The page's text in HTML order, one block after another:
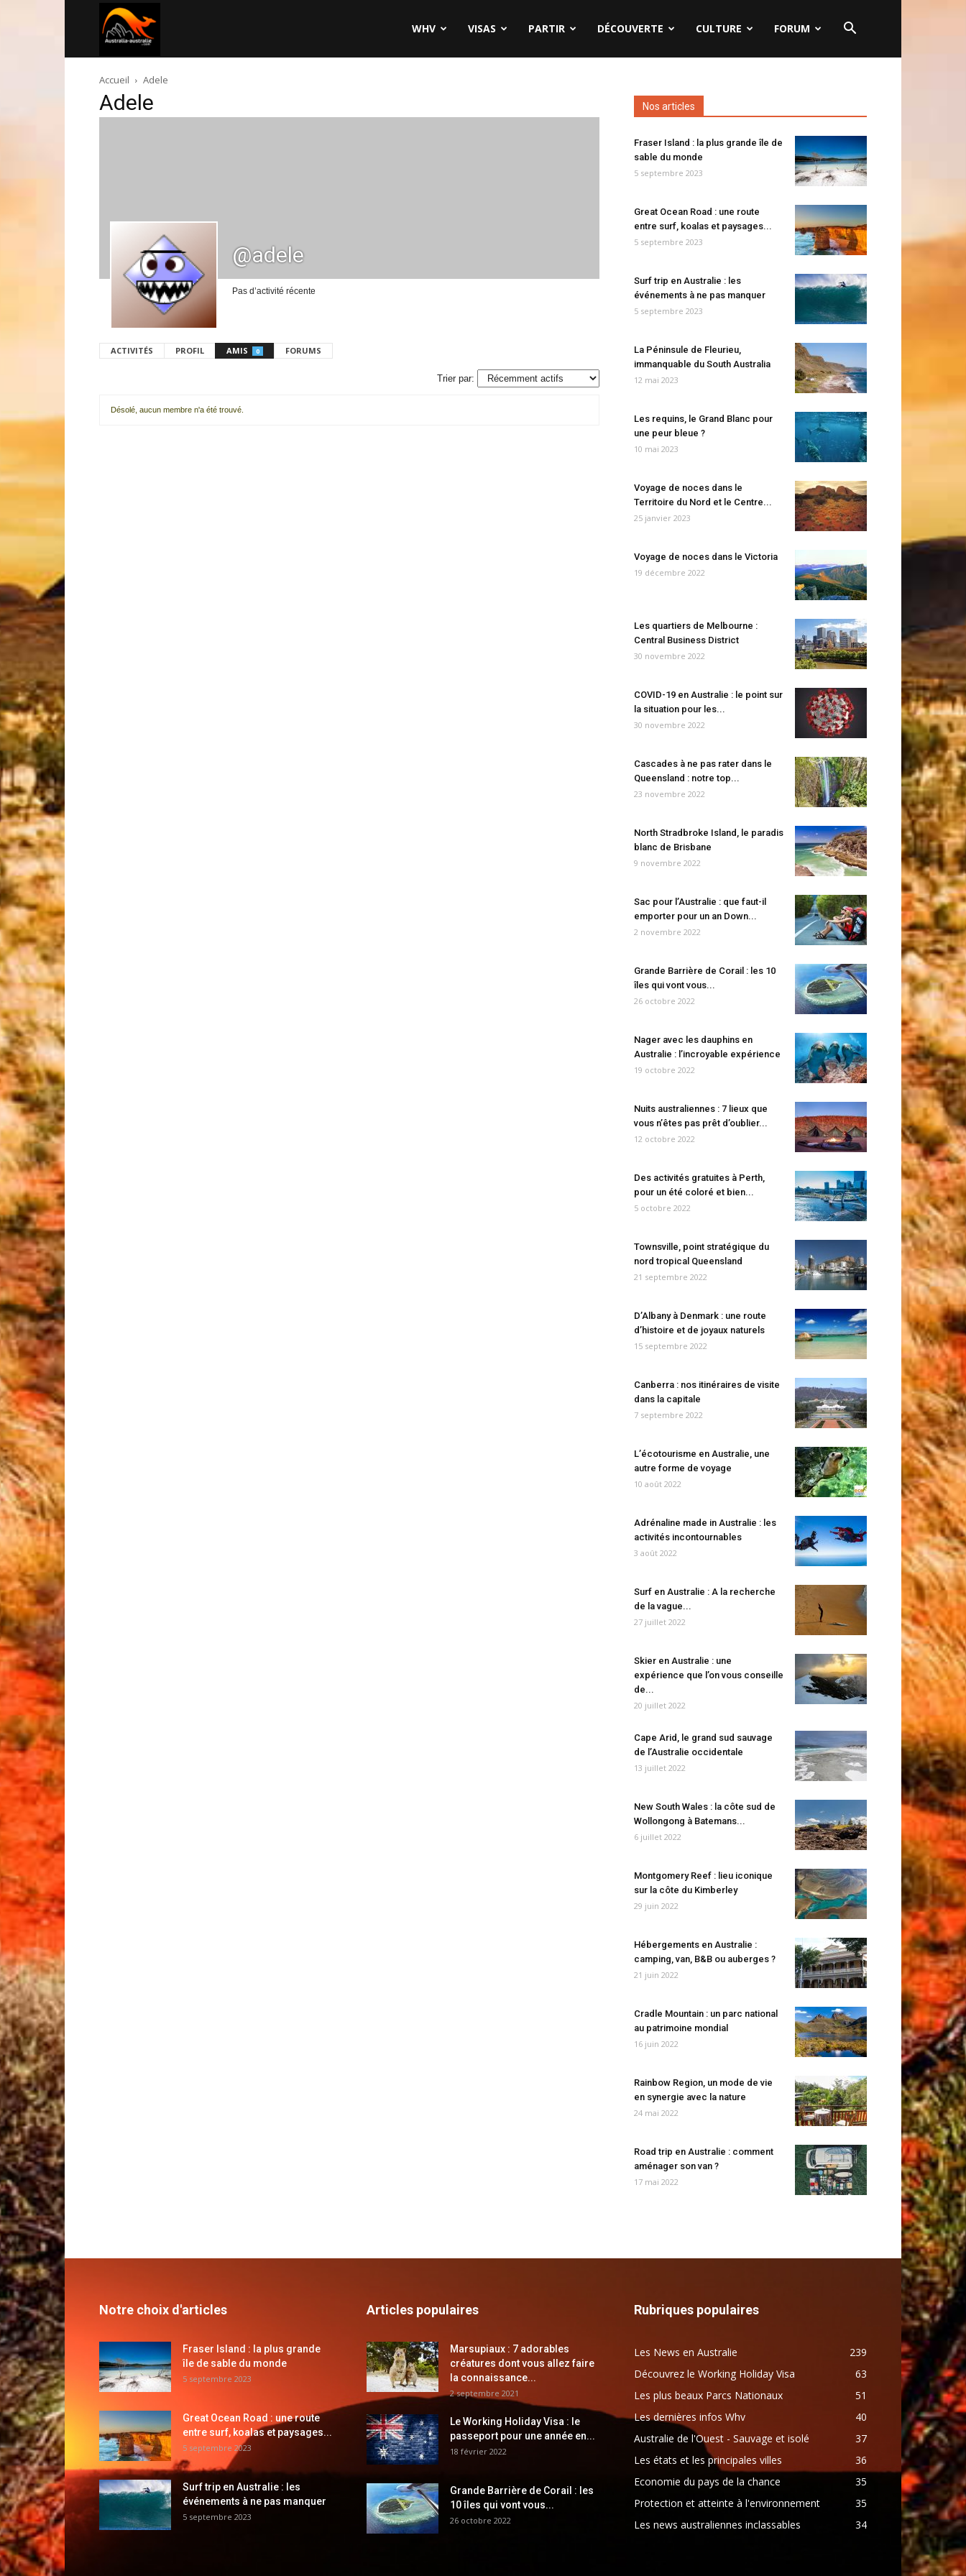
australie.com
WHV VISAS PARTIR DÉCOUVERTE CULTURE FORUM
Accueil Adele
Adele
@adele
Pas d’activité récente
ACTIVITÉS PROFIL AMIS 0 FORUMS
Trier par:
Désolé, aucun membre n'a été trouvé.
Nos articles
Fraser Island : la plus grande île de
sable du monde
5 septembre 2023
Great Ocean Road : une route
entre surf, koalas et paysages...
5 septembre 2023
Surf trip en Australie : les
événements à ne pas manquer
5 septembre 2023
La Péninsule de Fleurieu,
immanquable du South Australia
12 mai 2023
Les requins, le Grand Blanc pour
une peur bleue ?
10 mai 2023
Voyage de noces dans le
Territoire du Nord et le Centre...
25 janvier 2023
Voyage de noces dans le Victoria
19 décembre 2022
Les quartiers de Melbourne :
Central Business District
30 novembre 2022
COVID-19 en Australie : le point sur
la situation pour les...
30 novembre 2022
Cascades à ne pas rater dans le
Queensland : notre top...
23 novembre 2022
North Stradbroke Island, le paradis
blanc de Brisbane
9 novembre 2022
Sac pour l’Australie : que faut-il
emporter pour un an Down...
2 novembre 2022
Grande Barrière de Corail : les 10
îles qui vont vous...
26 octobre 2022
Nager avec les dauphins en
Australie : l’incroyable expérience
19 octobre 2022
Nuits australiennes : 7 lieux que
vous n’êtes pas prêt d’oublier...
12 octobre 2022
Des activités gratuites à Perth,
pour un été coloré et bien...
5 octobre 2022
Townsville, point stratégique du
nord tropical Queensland
21 septembre 2022
D’Albany à Denmark : une route
d’histoire et de joyaux naturels
15 septembre 2022
Canberra : nos itinéraires de visite
dans la capitale
7 septembre 2022
L’écotourisme en Australie, une
autre forme de voyage
10 août 2022
Adrénaline made in Australie : les
activités incontournables
3 août 2022
Surf en Australie : A la recherche
de la vague...
27 juillet 2022
Skier en Australie : une
expérience que l’on vous conseille
de...
20 juillet 2022
Cape Arid, le grand sud sauvage
de l’Australie occidentale
13 juillet 2022
New South Wales : la côte sud de
Wollongong à Batemans...
6 juillet 2022
Montgomery Reef : lieu iconique
sur la côte du Kimberley
29 juin 2022
Hébergements en Australie :
camping, van, B&B ou auberges ?
21 juin 2022
Cradle Mountain : un parc national
au patrimoine mondial
16 juin 2022
Rainbow Region, un mode de vie
en synergie avec la nature
24 mai 2022
Road trip en Australie : comment
aménager son van ?
17 mai 2022
Notre choix d'articles
Fraser Island : la plus grande
île de sable du monde
5 septembre 2023
Great Ocean Road : une route
entre surf, koalas et paysages...
5 septembre 2023
Surf trip en Australie : les
événements à ne pas manquer
5 septembre 2023
Articles populaires
Marsupiaux : 7 adorables
créatures dont vous allez faire
la connaissance...
2 septembre 2021
Le Working Holiday Visa : le
passeport pour une année en...
18 février 2022
Grande Barrière de Corail : les
10 îles qui vont vous...
26 octobre 2022
Rubriques populaires
Les News en Australie
239
Découvrez le Working Holiday Visa
63
Les plus beaux Parcs Nationaux
51
Les dernières infos Whv
40
Australie de l'Ouest - Sauvage et isolé
37
Les états et les principales villes
36
Economie du pays de la chance
35
Protection et atteinte à l'environnement
35
Les news australiennes inclassables
34